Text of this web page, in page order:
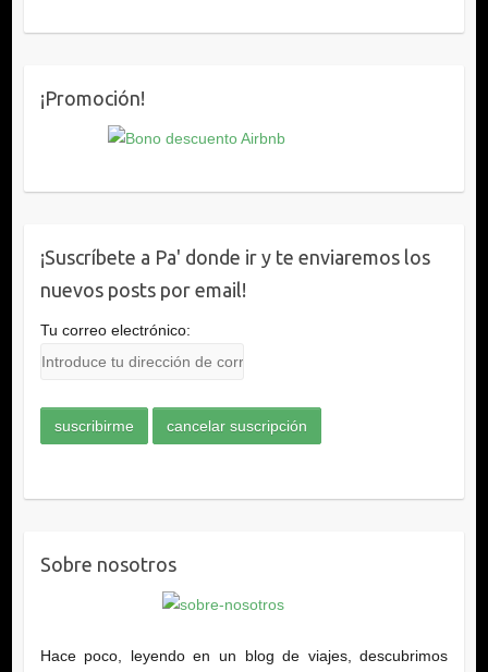
¡Promoción!
¡Suscríbete a Pa' donde ir y te enviaremos los
nuevos posts por email!
Tu correo electrónico:
Sobre nosotros
Hace poco, leyendo en un blog de viajes, descubrimos